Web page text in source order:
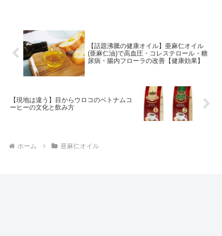
【話題沸騰の健康オイル】亜麻仁オイル
(亜麻仁油)で高血圧・コレステロール・糖
尿病・腸内フローラの改善【健康効果】
【現地は違う】目からウロコのベトナムコ
ーヒーの文化と飲み方
ホーム 亜麻仁オイル